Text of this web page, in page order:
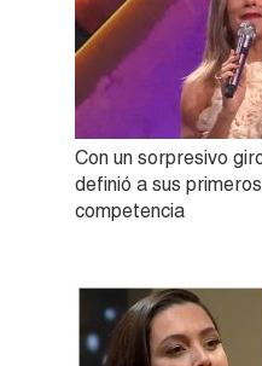
Con un sorpresivo
definió a sus
competencia